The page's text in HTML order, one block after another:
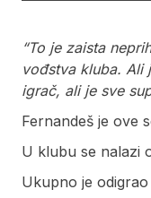
“To je zaista
vođstva kluba. Ali
igrač, ali je sve
Fernandeš je ove
U klubu se nalazi
Ukupno je